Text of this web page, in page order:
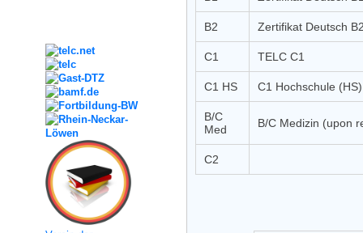
B2 Zertifikat Deutsch
C1 TELC C1
C1 HS C1 Hochschule (HS)
B/C
Med
B/C Medizin (upon
C2